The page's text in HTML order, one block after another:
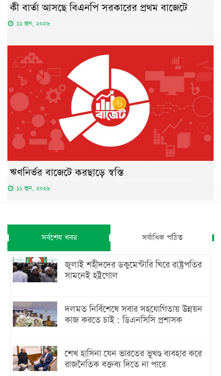
কী বার্তা আসছে বিএনপি সরকারের প্রথম বাজেটে
১১ জুন, ২০২৬
ঋণনির্ভর বাজেটে করছাড়ে স্বস্তি
১১ জুন, ২০২৬
সর্বশেষ খবর সর্বাধিক পঠিত
জুলাই শহীদদের ডকুমেন্টারি ঘিরে রাষ্ট্রপতির
সামনেই হট্টগোল
দলমত নির্বিশেষে সবার সহযোগিতায় উন্নয়ন
কাজ করতে চাই : ডিএনসিসি প্রশাসক
শেখ হাসিনা যেন ভারতের ভূখণ্ড ব্যবহার করে
রাজনৈতিক বক্তব্য দিতে না পারে